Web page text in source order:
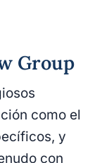
Group
como el
y
con